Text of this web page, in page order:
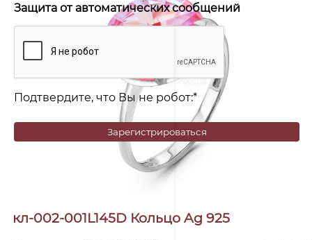
кл-002-001L145D Кольцо Ag 925
Защита от автоматических сообщений
Подтвердите, что Вы не робот:*
Зарегистрироваться